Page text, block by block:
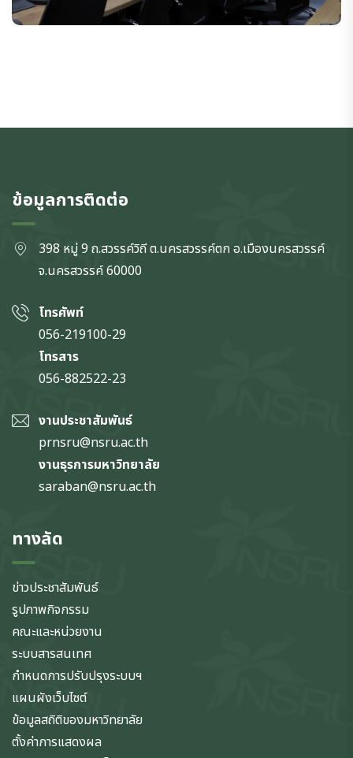
ข้อมูลการติดต่อ
398 หมู่ 9 ถ.สวรรค์วิถี ต.นครสวรรค์ตก อ.เมืองนครสวรรค์
จ.นครสวรรค์60000
โทรศัพท์
056-219100-29
โทรสาร
056-882522-23
งานประชาสัมพันธ์
prnsru@nsru.ac.th
งานธุรการมหาวิทยาลัย
saraban@nsru.ac.th
ทางลัด
ข่าวประชาสัมพันธ์
รูปภาพกิจกรรม
คณะและหน่วยงาน
ระบบสารสนเทศ
กำหนดการปรับปรุงระบบฯ
แผนผังเว็บไซต์
ข้อมูลสถิติของมหาวิทยาลัย
ตั้งค่าการแสดงผล